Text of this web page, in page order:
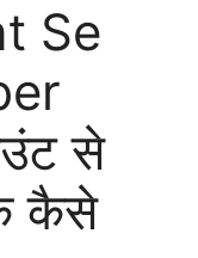
Se
से
कैसे